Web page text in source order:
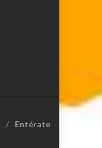
Entérate